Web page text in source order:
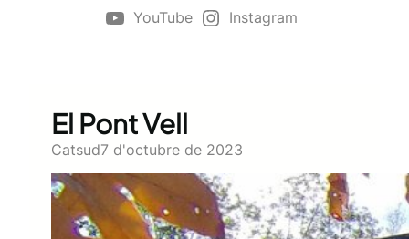
YouTube Instagram
El Pont Vell
Catsud7 d'octubre de 2023